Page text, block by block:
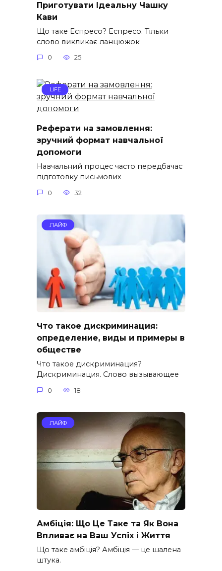
Приготувати Ідеальну Чашку
Кави
Що таке Еспресо? Еспресо. Тільки
слово викликає ланцюжок
0 25
LIFE
Реферати на замовлення:
зручний формат навчальної
допомоги
Навчальний процес часто передбачає
підготовку письмових
0 32
ЛАЙФ
Что такое дискриминация:
определение, виды и примеры в
обществе
Что такое дискриминация?
Дискриминация. Слово вызывающее
0 18
ЛАЙФ
Амбіція: Що Це Таке та Як Вона
Впливає на Ваш Успіх і Життя
Що таке амбіція? Амбіція — це шалена
штука.